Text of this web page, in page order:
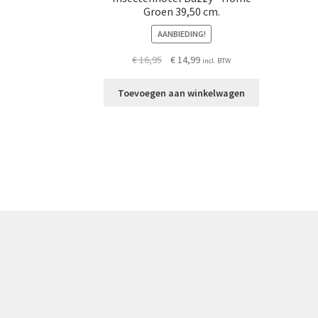
Groen 39,50 cm.
AANBIEDING!
€16,95
Oorspronkelijke
was:
€14,99Huidige
is:
incl. BTW
Toevoegen aan winkelwagen